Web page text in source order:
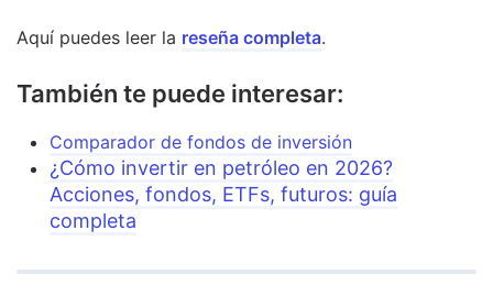
Aquí puedes leer la reseña completa.
También te puede interesar:
Comparador de fondos de inversión
¿Cómo invertir en petróleo en 2026?
Acciones, fondos, ETFs, futuros: guía
completa